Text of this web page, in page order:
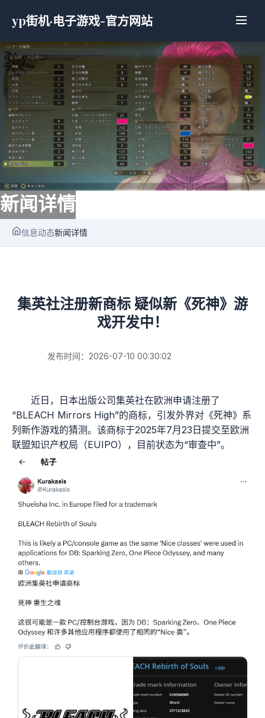
yp街机·电子游戏-官方网站
新闻详情
信息动态新闻详情
集英社注册新商标 疑似新《死神》游
戏开发中！
发布时间：2026-07-10 00:30:02
近日，日本出版公司集英社在欧洲申请注册了
“BLEACH Mirrors High”的商标，引发外界对《死神》系
列新作游戏的猜测。该商标于2025年7月23日提交至欧洲
联盟知识产权局（EUIPO），目前状态为“审查中”。